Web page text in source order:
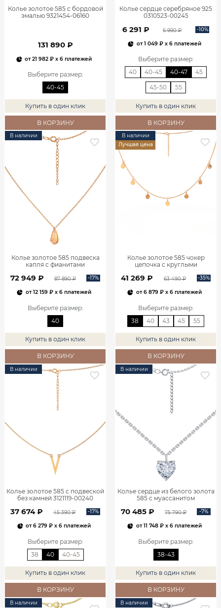
Колье золотое 585 с бордовой
эмалью 9321454-06160
131 890 ₽
от21 982 ₽ x 6 платежей
Выберите размер:
40-45
Купить в один клик
В КОРЗИНУ
Колье сердце серебряное 925
0310523-00245
6 291 ₽ 6 990 ₽ -10%
от1 049 ₽x 6 платежей
Выберите размер:
40
40-45 40-47 45
45-50 55
Купить в один клик
В КОРЗИНУ
В наличии
Колье золотое 585 подвеска
капля с фианитами
72 949 ₽ 87 890 ₽ -17%
от12 159 ₽x 6 платежей
Выберите размер:
40
Купить в один клик
В КОРЗИНУ
В наличии
Лучшая цена
Колье золотое 585 чокер
цепочка с круглыми
41 269 ₽ 63 490 ₽ -35%
от6 879 ₽x 6 платежей
Выберите размер:
38
40 43 45 55
Купить в один клик
В КОРЗИНУ
В наличии
Колье золотое 585 с подвеской
без камней 3121119-00240
37 674 ₽ 45 390 ₽ -17%
от6 279 ₽ x 6 платежей
Выберите размер:
38
40 40-45
Купить в один клик
В КОРЗИНУ
В наличии
Колье сердце из белого золота
585 с муассанитом
70 485 ₽ 75 790 ₽ -7%
от11 748 ₽x 6 платежей
Выберите размер:
38-43
Купить в один клик
В КОРЗИНУ
В наличии В наличии